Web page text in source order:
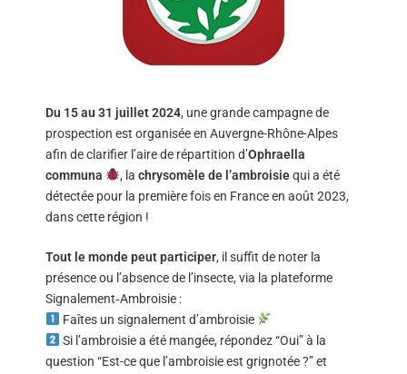
Du 15 au 31 juillet 2024, une grande campagne de
prospection est organisée en Auvergne-Rhône-Alpes
afin de clarifier l’aire de répartition d’Ophraella
communa
, la chrysomèle de l’ambroisiequi a été
détectée pour la première fois en France en août 2023,
dans cette région !
Tout le monde peut participer, il suffit de noter la
présence ou l’absence de l’insecte, via la plateforme
Signalement‑Ambroisie :
Faîtes un signalement d’ambroisie
Si l’ambroisie a été mangée, répondez “Oui” à la
question “Est-ce que l’ambroisie est grignotée ?” et